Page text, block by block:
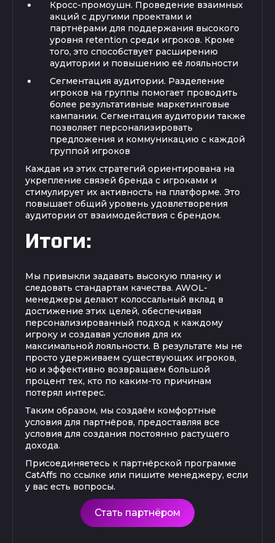
Кросс-промоушн. Проведение взаимных
акций с другими проектами и
партнёрами для поддержания высокого
уровня retention среди игроков. Кроме
того, это способствует расширению
аудитории и повышению её лояльности
Сегментация аудитории. Разделение
игроков на группы помогает проводить
более результативные маркетинговые
кампании. Сегментация аудитории также
позволяет персонализировать
предложения и коммуникацию с каждой
группой игроков
Каждая из этих стратегий ориентирована на
укрепление связей бренда с игроками и
стимулирует их активность на платформе. Это
повышает общий уровень удовлетворения
аудитории от взаимодействия с брендом.
Итоги:
Мы привыкли задавать высокую планку и
следовать стандартам качества. AWOL-
менеджеры делают колоссальный вклад в
достижение этих целей, обеспечивая
персонализированный подход к каждому
игроку и создавая условия для их
максимальной лояльности. В результате мы не
просто удерживаем существующих игроков,
но и эффективно возвращаем большой
процент тех, кто по каким-то причинам
потерял интерес.
Таким образом, мы создаём комфортные
условия для партнёров, предоставляя все
условия для создания постоянно растущего
дохода.
Присоединяетесь к партнёрской программе
CatAffs по ссылке или пишите менеджеру, если
у вас есть вопросы.
Стать партнёром